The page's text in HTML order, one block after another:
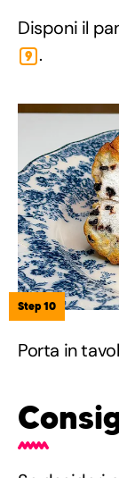
Disponi il
9 .
Step 10
Porta in